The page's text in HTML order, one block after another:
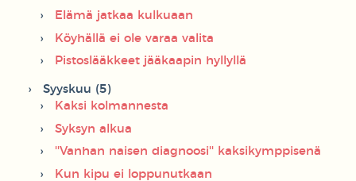
Elämä jatkaa kulkuaan
Köyhällä ei ole varaa valita
Pistoslääkkeet jääkaapin hyllyllä
Syyskuu (5)
Kaksi kolmannesta
Syksyn alkua
''Vanhan naisen diagnoosi'' kaksikymppisenä
Kun kipu ei loppunutkaan